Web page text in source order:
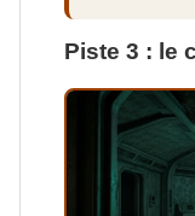
Piste 3 : le